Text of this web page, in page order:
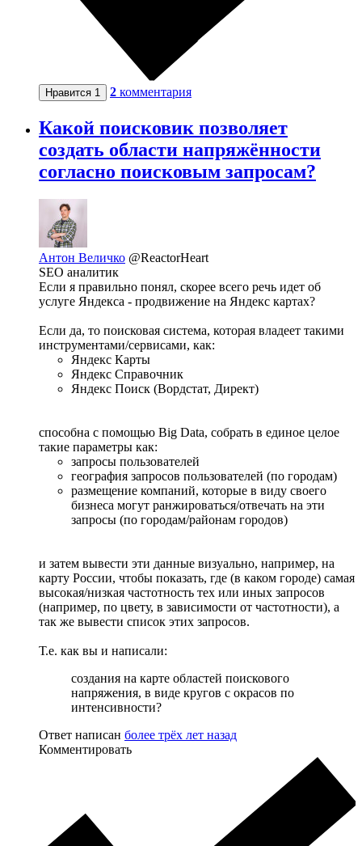
Нравится 1 2 комментария
Какой поисковик позволяет
создать области напряжённости
согласно поисковым запросам?
Антон Величко @ReactorHeart
SEO аналитик
Если я правильно понял, скорее всего речь идет об
услуге Яндекса - продвижение на Яндекс картах?
Если да, то поисковая система, которая владеет такими
инструментами/сервисами, как:
Яндекс Карты
Яндекс Справочник
Яндекс Поиск (Вордстат, Директ)
способна с помощью Big Data, собрать в единое целое
такие параметры как:
запросы пользователей
география запросов пользователей (по городам)
размещение компаний, которые в виду своего
бизнеса могут ранжироваться/отвечать на эти
запросы (по городам/районам городов)
и затем вывести эти данные визуально, например, на
карту России, чтобы показать, где (в каком городе) самая
высокая/низкая частотность тех или иных запросов
(например, по цвету, в зависимости от частотности), а
так же вывести список этих запросов.
Т.е. как вы и написали:
создания на карте областей поискового
напряжения, в виде кругов с окрасов по
интенсивности?
Ответ написан более трёх лет назад
Комментировать